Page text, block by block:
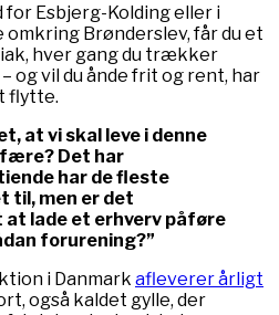
for Esbjerg-Kolding eller i
Brønderslev, får du et
hver gang du trækker
og vil du ånde frit og rent, har
flytte.
at vi skal leve i denne
Det har
har de fleste
til, men er det
at lade et erhverv påføre
forurening?”
i Danmark afleverer årligt
også kaldet gylle, der